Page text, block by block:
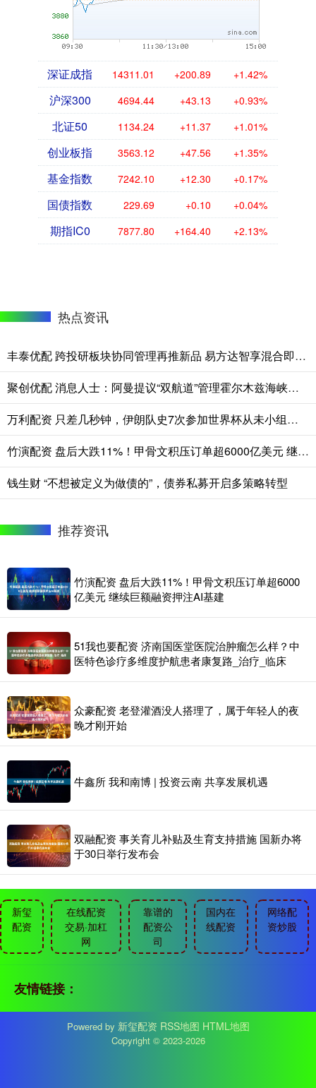
深证成指 14311.01 +200.89 +1.42%
沪深300 4694.44 +43.13 +0.93%
北证50 1134.24 +11.37 +1.01%
创业板指 3563.12 +47.56 +1.35%
基金指数 7242.10 +12.30 +0.17%
国债指数 229.69 +0.10 +0.04%
期指IC0 7877.80 +164.40 +2.13%
热点资讯
丰泰优配 跨投研板块协同管理再推新品 易方达智享混合即将发行
聚创优配 消息人士：阿曼提议“双航道”管理霍尔木兹海峡船只通行
万利配资 只差几秒钟，伊朗队史7次参加世界杯从未小组出线
竹演配资 盘后大跌11%！甲骨文积压订单超6000亿美元 继续巨额融资押注AI基建
钱生财 “不想被定义为做债的”，债券私募开启多策略转型
推荐资讯
竹演配资 盘后大跌11%！甲骨文积压订单超6000
亿美元 继续巨额融资押注AI基建
51我也要配资 济南国医堂医院治肿瘤怎么样？中
医特色诊疗多维度护航患者康复路_治疗_临床
众豪配资 老登灌酒没人搭理了，属于年轻人的夜
晚才刚开始
牛鑫所 我和南博 | 投资云南 共享发展机遇
双融配资 事关育儿补贴及生育支持措施 国新办将
于30日举行发布会
新玺
配资
在线配资
交易·加杠
网
靠谱的
配资公
司
国内在
线配资
网络配
资炒股
友情链接：
Powered by 新玺配资 RSS地图 HTML地图
Copyright © 2023-2026